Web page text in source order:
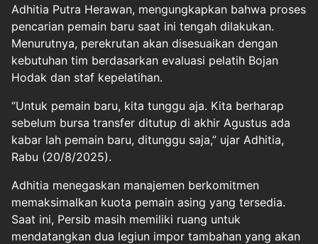
Adhitia Putra Herawan, mengungkapkan bahwa proses
pencarian pemain baru saat ini tengah dilakukan.
Menurutnya, perekrutan akan disesuaikan dengan
kebutuhan tim berdasarkan evaluasi pelatih Bojan
Hodak dan staf kepelatihan.
“Untuk pemain baru, kita tunggu aja. Kita berharap
sebelum bursa transfer ditutup di akhir Agustus ada
kabar lah pemain baru, ditunggu saja,” ujar Adhitia,
Rabu (20/8/2025).
Adhitia menegaskan manajemen berkomitmen
memaksimalkan kuota pemain asing yang tersedia.
Saat ini, Persib masih memiliki ruang untuk
mendatangkan dua legiun impor tambahan yang akan